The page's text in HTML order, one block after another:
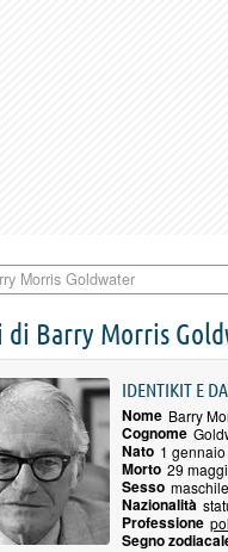
Morris Goldwater
di Barry Morris
IDENTIKIT E
Nome Barry
Cognome
Nato 1
Morto 29
Sesso maschile
Nazionalità
Professione
Segno